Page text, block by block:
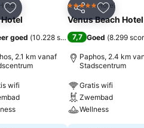
Toevoegen aan favorieten
goed (10.228 scores)
2.1 km vanaf
wifi
Delen
5 Sterren Hotel
Venus Beach Hotel
7,7 Goed (8.299
Paphos, 2.4 km
Stadscentrum
Gratis wifi
Zwembad
Wellness